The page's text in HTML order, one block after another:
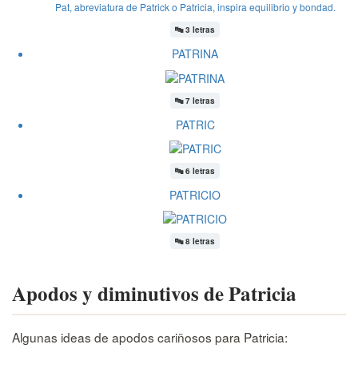
Pat, abreviatura de Patrick o Patricia, inspira equilibrio y bondad.
🔤3 letras
PATRINA
🔤7 letras
PATRIC
🔤6 letras
PATRICIO
🔤8 letras
Apodos y diminutivos de Patricia
Algunas ideas de apodos cariñosos para Patricia: